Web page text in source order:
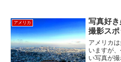
アメリカ
写真好
撮影スポ
アメリカ
いますが
い写真が